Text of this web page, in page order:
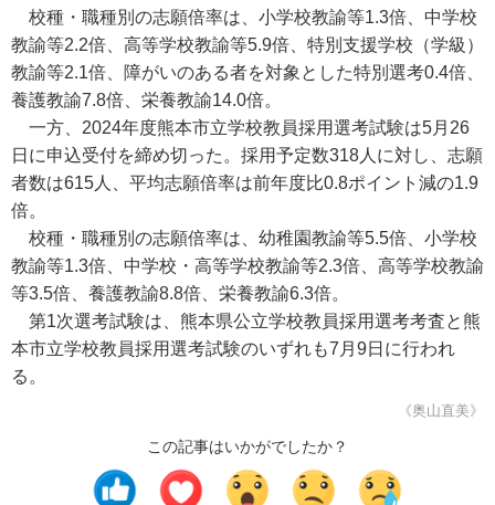
校種・職種別の志願倍率は、小学校教諭等1.3倍、中学校
教諭等2.2倍、高等学校教諭等5.9倍、特別支援学校（学級）
教諭等2.1倍、障がいのある者を対象とした特別選考0.4倍、
養護教諭7.8倍、栄養教諭14.0倍。
一方、2024年度熊本市立学校教員採用選考試験は5月26
日に申込受付を締め切った。採用予定数318人に対し、志願
者数は615人、平均志願倍率は前年度比0.8ポイント減の1.9
倍。
校種・職種別の志願倍率は、幼稚園教諭等5.5倍、小学校
教諭等1.3倍、中学校・高等学校教諭等2.3倍、高等学校教諭
等3.5倍、養護教諭8.8倍、栄養教諭6.3倍。
第1次選考試験は、熊本県公立学校教員採用選考考査と熊
本市立学校教員採用選考試験のいずれも7月9日に行われ
る。
《奥山直美》
この記事はいかがでしたか？